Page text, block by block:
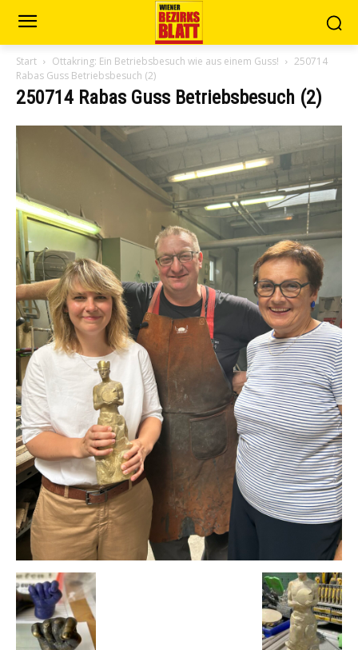
Start Ottakring: Ein Betriebsbesuch wie aus einem Guss!
250714
Rabas Guss Betriebsbesuch (2)
250714 Rabas Guss Betriebsbesuch (2)